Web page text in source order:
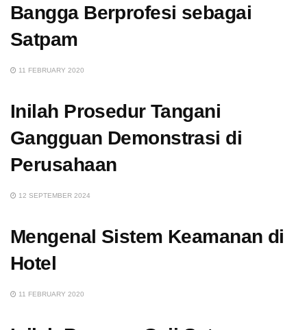
Bangga Berprofesi sebagai
Satpam
11 FEBRUARY 2020
Inilah Prosedur Tangani
Gangguan Demonstrasi di
Perusahaan
12 SEPTEMBER 2024
Mengenal Sistem Keamanan di
Hotel
11 FEBRUARY 2020